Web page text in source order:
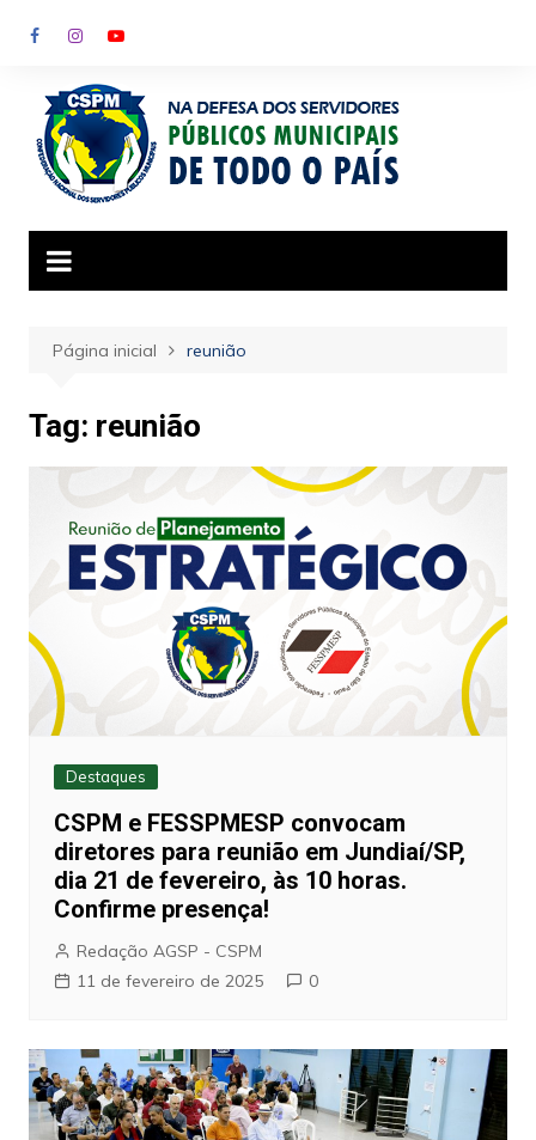
para
conteúdo
Página inicial reunião
Tag: reunião
Destaques
CSPM e FESSPMESP convocam
diretores para reunião em Jundiaí/SP,
dia 21 de fevereiro, às 10 horas.
Confirme presença!
Redação AGSP - CSPM
11 de fevereiro de 2025
0